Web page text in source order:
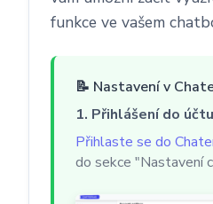
funkce ve vašem
📝 Nastavení v
1. Přihlášení do účtu
Přihlaste se do
do sekce "Nastavení